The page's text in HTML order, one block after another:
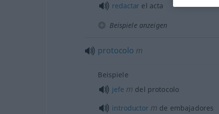
redactar el acta
Beispiele anzeigen
protocolo m
Beispiele
jefe m del protocolo
introductorm de embajadores